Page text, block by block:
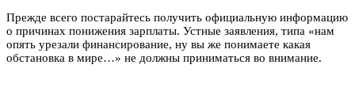
Прежде всего постарайтесь получить официальную информацию
о причинах понижения зарплаты. Устные заявления, типа «нам
опять урезали финансирование, ну вы же понимаете какая
обстановка в мире…» не должны приниматься во внимание.